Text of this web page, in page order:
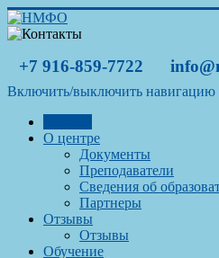
+7 916-859-7722
Включить/выключить навигацию
О центре
Документы
Преподаватели
Сведения об
Партнеры
Отзывы
Отзывы
Обучение